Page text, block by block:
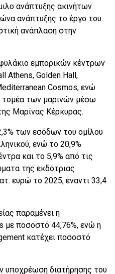
ανάπτυξης ακινήτων
ανάπτυξης το έργο του
ανάπλαση στην
εμπορικών κέντρων
Athens, Golden Hall,
Cosmos, ενώ
τομέα των μαρινών μέσω
Μαρίνας Κέρκυρας.
των εσόδων του ομίλου
ενώ το 20,9%
και το 5,9% από τις
της εκδότριας
ευρώ το 2025, έναντι 33,4
παραμένει η
με ποσοστό 44,76%, ενώ η
κατέχει ποσοστό
υποχρέωση διατήρησης του